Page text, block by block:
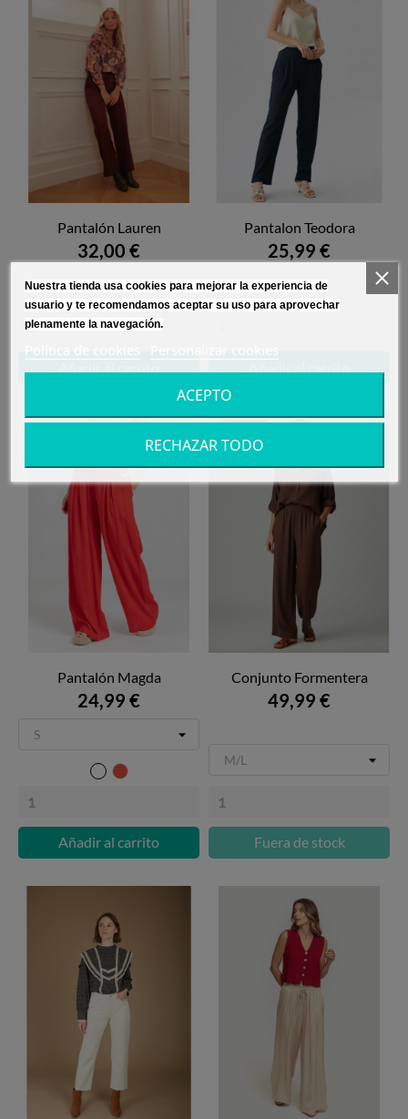
Pantalón Lauren
32,00 €
Pantalon Teodora
25,99 €
Pantalón Magda
24,99 €
Blanco
Rojo
Añadir al carrito
Conjunto Formentera
49,99 €
Fuera de stock
Nuestra tienda usa cookies para mejorar la experiencia de
usuario y te recomendamos aceptar su uso para aprovechar
plenamente la navegación.
Política de cookies Personalizar cookies
RECHAZAR TODO
ACEPTO